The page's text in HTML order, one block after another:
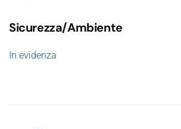
Sicurezza/Ambiente
In evidenza